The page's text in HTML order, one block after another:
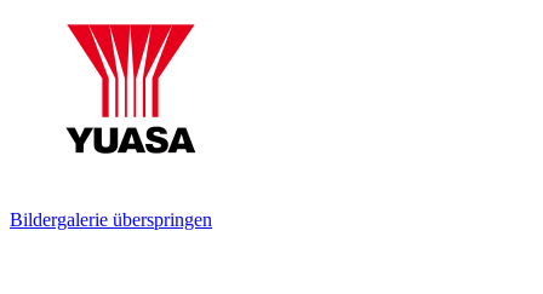
Bildergalerie überspringen